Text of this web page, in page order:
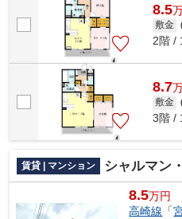
8.5
敷金
2階 /
8.7
敷金
3階 /
賃貸 | マンション シャルマン
8.5万円
高崎線 「